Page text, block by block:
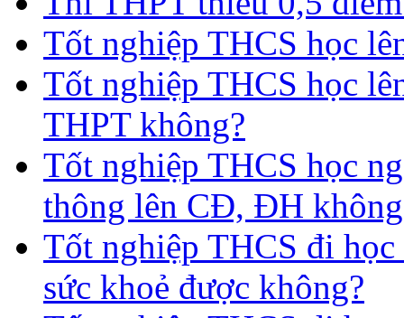
Tốt nghiệp THCS học
Tốt nghiệp THCS học
THPT không?
Tốt nghiệp THCS học
thông lên CĐ, ĐH
Tốt nghiệp THCS đi học
sức khoẻ được không?